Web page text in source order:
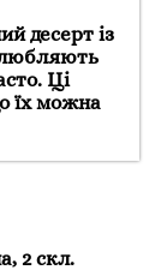
десерт із
Ці
їх можна
2 скл.